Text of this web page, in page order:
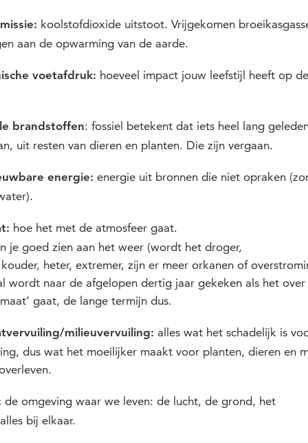
koolstofdioxide uitstoot. Vrijgekomen
aan de opwarming van de aarde.
voetafdruk: hoeveel impact jouw leefstijl heeft op de
brandstoffen: fossiel betekent dat iets heel lang
uit resten van dieren en planten. Die zijn vergaan.
energie: energie uit bronnen die niet opraken
hoe het met de atmosfeer gaat.
je goed zien aan het weer (wordt het droger,
heter, extremer, zijn er meer orkanen of
wordt naar de afgelopen dertig jaar gekeken als het over
gaat, de lange termijn dus.
milieuvervuiling: alles wat het schadelijk is
dus wat het moeilijker maakt voor planten, dieren en
de omgeving waar we leven: de lucht, de grond, het
bij elkaar.